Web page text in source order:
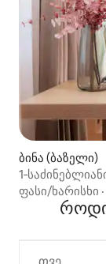
ბინა (ბაზელი)
ფასი/ხარისხი ·